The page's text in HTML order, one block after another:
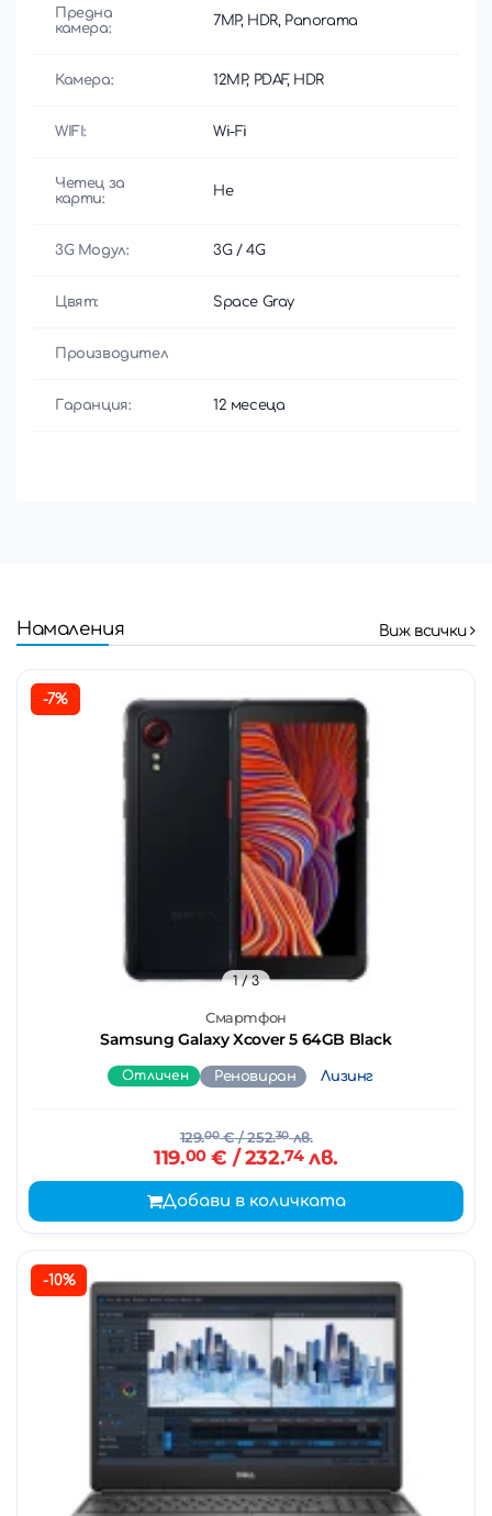
Предна
камера:
7MP, HDR, Panorama
Камера: 12MP, PDAF, HDR
WIFI: Wi-Fi
Четец за
карти:
Не
3G Модул: 3G / 4G
Цвят: Space Gray
Производител
Гаранция: 12 месеца
Намаления Виж всички
-7%
Смартфон
Samsung Galaxy Xcover 5 64GB Black
1/ 3
Отличен Реновиран Лизинг
129.00€/ 252.30лв.
119.00€ / 232.74лв.
Добави в количката
-10%